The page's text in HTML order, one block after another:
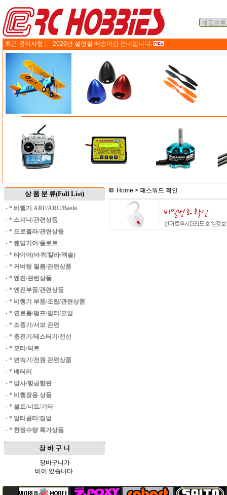
최근 공지사항 : 2026년 설명절 배송마감 안내입니다.
상 품 분 류(Full List)
· * 비행기 ARF/ARC/Basla
· * 스피너/관련상품
· * 프로펠라/관련상품
· * 랜딩기어/플로트
· * 타이어(바퀴/칼라/엑슬)
· * 커버링 필름/관련상품
· * 엔진/관련상품
· * 엔진부품/관련상품
· * 비행기 부품/조립/관련상품
· * 연료통/펌프/필터/오일
· * 조종기/서보 관련
· * 충전기/테스터기/전선
· * 모터/덕트
· * 변속기/전원 관련상품
· * 배터리
· * 발사/항공합판
· * 비행장용 상품
· * 볼트/너트/기타
· * 멀티콥터/짐벌
· * 한정수량 특가상품
장 바 구 니
장바구니가
비어 있습니다.
Home > 패스워드 확인